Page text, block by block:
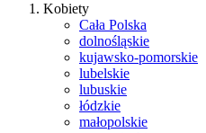
Kobiety
Cała Polska
dolnośląskie
kujawsko-pomorskie
lubelskie
lubuskie
łódzkie
małopolskie